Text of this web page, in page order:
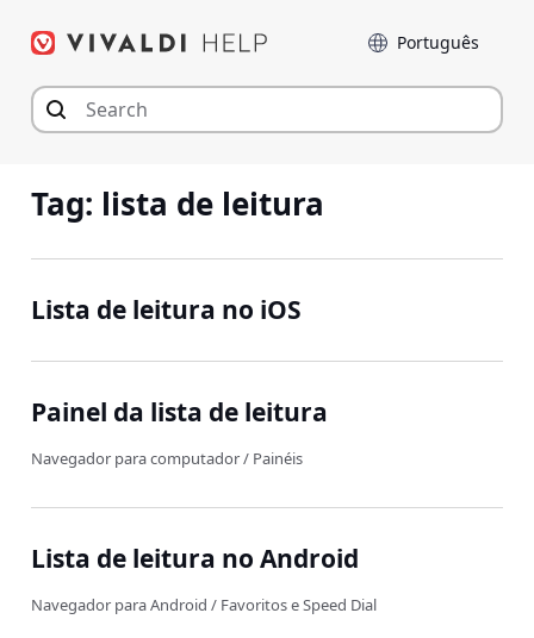
para
conteúdo
Idioma
Tag: lista de leitura
Lista de leitura no iOS
Painel da lista de leitura
Navegador para computador/ Painéis
Lista de leitura no Android
Navegador para Android / Favoritos e Speed Dial